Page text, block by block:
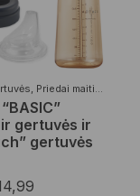
, Priedai maitinimui
gertuvės ir
gertuvės